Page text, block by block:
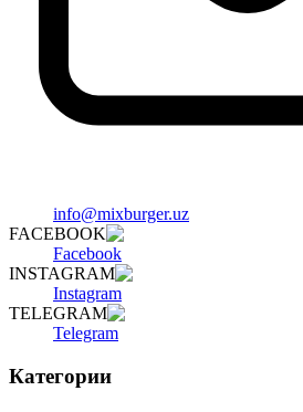
info@mixburger.uz
FACEBOOK
Facebook
INSTAGRAM
Instagram
TELEGRAM
Telegram
Категории